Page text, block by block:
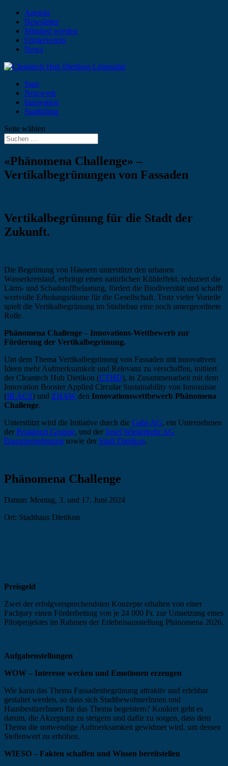
Agenda
Newsletter
Mitglied werden
Förderverein
News
Start
Netzwerk
Innovation
Stadtklima
Seite wählen
«Phänomena Challenge» –
Vertikalbegrünungen von Fassaden
Vertikalbegrünung für die Stadt der
Zukunft.
Die Begrünung von Häusern unterstützt den urbanen
Wasserkreislauf, erbringt einen natürlichen Kühleffekt, reduziert die
Lärm- und Schadstoffbelastung, fördert die Biodiversität und schafft
wertvolle Erholungsräume für die Gesellschaft. Trotz vieler Vorteile
spielt die Vertikalbegrünung im Städtebau eine noch untergeordnete
Rolle.
Phänomena Challenge – Innovations-Wettbewerb zur
Förderung der Vertikalbegrünung.
Um dem Thema Vertikalbegrünung von Fassaden mit innovativen
Ideen mehr Aufmerksamkeit und Relevanz zu verschaffen, initiiert
der Cleantech Hub Dietikon (CTHD), in Zusammenarbeit mit dem
Innovation Booster Applied Circular Sustainability von Innosuisse
(IB ACS) und ZHAW den Innovationswettbewerb Phänomena
Challenge.
Unterstützt wird die Initiative durch die Gabs AG, ein Unternehmen
der Pestalozzi Gruppe, und der Josef Wiederkehr AG
Bauunternehmung sowie der Stadt Dietikon.
Phänomena Challenge
Datum: Montag, 3. und 17. Juni 2024
Ort: Stadthaus Dietikon
Preisgeld
Zwei der erfolgversprechendsten Konzepte erhalten von einer
Fachjury einen Förderbeitrag von je 24 000 Fr. zur Umsetzung eines
Pilotprojektes im Rahmen der Erlebnisausstellung Phänomena 2026.
Aufgabenstellungen
WOW – Interesse wecken und Emotionen erzeugen
Wie kann das Thema Fassadenbegrünung attraktiv und erlebbar
gestaltet werden, so dass sich StadtbewohnerInnen und
HausbesitzerInnen für das Thema begeistern? Konkret geht es
darum, die Akzeptanz zu steigern und dafür zu sorgen, dass dem
Thema die notwendige Aufmerksamkeit gewidmet wird, um dessen
Stellenwert zu erhöhen.
WIESO – Fakten schaffen und Wissen bereitstellen